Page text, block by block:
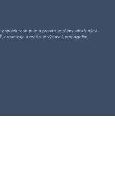
spolek zastupuje a prosazuje zájmy sdruženýcvh
organizuje a realizuje výstavní, propagační,